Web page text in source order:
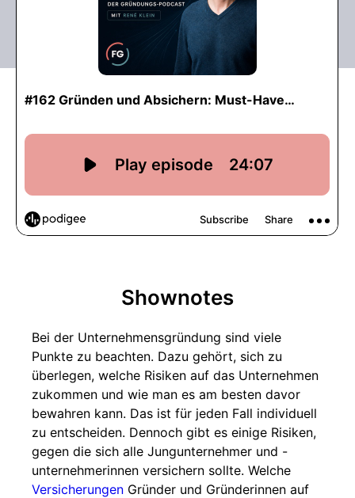
Shownotes
Bei der Unternehmensgründung sind viele
Punkte zu beachten. Dazu gehört, sich zu
überlegen, welche Risiken auf das Unternehmen
zukommen und wie man es am besten davor
bewahren kann. Das ist für jeden Fall individuell
zu entscheiden. Dennoch gibt es einige Risiken,
gegen die sich alle Jungunternehmer und -
unternehmerinnen versichern sollte. Welche
Versicherungen Gründer und Gründerinnen auf